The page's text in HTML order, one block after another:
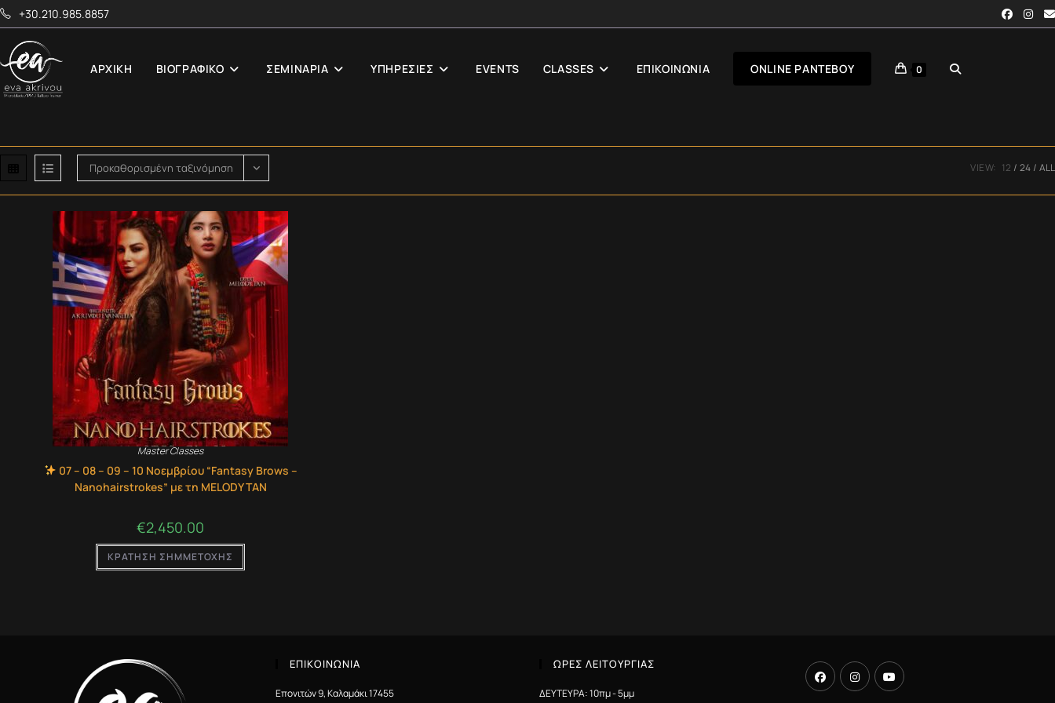
Skip
to
content
+30.210.985.8857
ΑΡΧΙΚΉ ΒΙΟΓΡΑΦΙΚΌ ΣΕΜΙΝΑΡΙΑ ΥΠΗΡΕΣΙΕΣ EVENTS CLASSES ΕΠΙΚΟΙΝΩΝΙΑ ONLINE ΡΑΝΤΕΒΟΎ 0 TOGGLE
Προκαθορισμένη ταξινόμηση VIEW: 12 24 ALL
Master Classes
07 – 08 – 09 – 10 Νοεμβρίου “Fantasy Brows –
Nanohairstrokes” με τη MELODY TAN
€2,450.00
ΚΡΑΤΗΣΗ ΣΗΜΜΕΤΟΧΗΣ
ΕΠΙΚΟΙΝΩΝΙΑ
Επονιτών 9, Καλαμάκι 17455
ΩΡΕΣ ΛΕΙΤΟΥΡΓΙΑΣ
ΔΕΥΤΕΥΡΑ: 10πμ - 5μμ